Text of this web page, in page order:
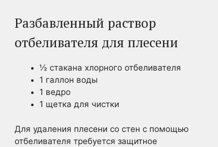
Разбавленный раствор
отбеливателя для плесени
½ стакана хлорного отбеливателя
1 галлон воды
1 ведро
1 щетка для чистки
Для удаления плесени со стен с помощью
отбеливателя требуется защитное